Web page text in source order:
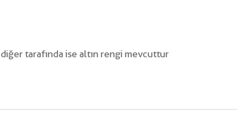
tarafında ise altın rengi mevcuttur